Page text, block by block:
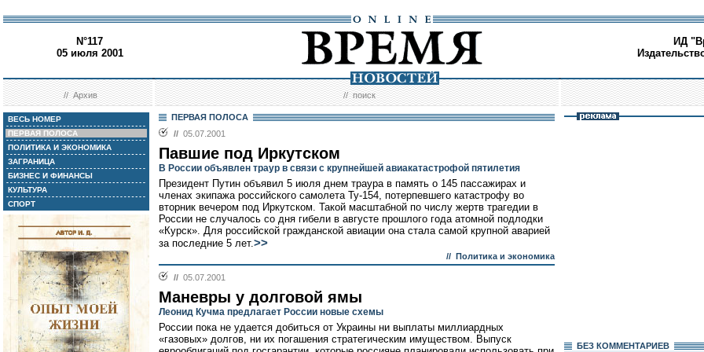
N°117
05 июля 2001
ИД
//Архив //поиск
ВЕСЬ НОМЕР
ПЕРВАЯ ПОЛОСА
ПОЛИТИКА И ЭКОНОМИКА
ЗАГРАНИЦА
БИЗНЕС И ФИНАНСЫ
КУЛЬТУРА
СПОРТ
ПЕРВАЯ ПОЛОСА
// 05.07.2001
Павшие под Иркутском
В России объявлен траур в связи с крупнейшей авиакатастрофой пятилетия
Президент Путин объявил 5 июля днем траура в память о 145 пассажирах и
членах экипажа российского самолета Ту-154, потерпевшего катастрофу во
вторник вечером под Иркутском. Такой масштабной по числу жертв трагедии в
России не случалось со дня гибели в августе прошлого года атомной подлодки
«Курск». Для российской гражданской авиации она стала самой крупной аварией
за последние 5 лет.>>
// Политика и экономика
// 05.07.2001
Маневры у долговой ямы
Леонид Кучма предлагает России новые схемы
России пока не удается добиться от Украины ни выплаты миллиардных
«газовых» долгов, ни их погашения стратегическим имуществом. Выпуск
БЕЗ КОМMЕНТАРИЕВ